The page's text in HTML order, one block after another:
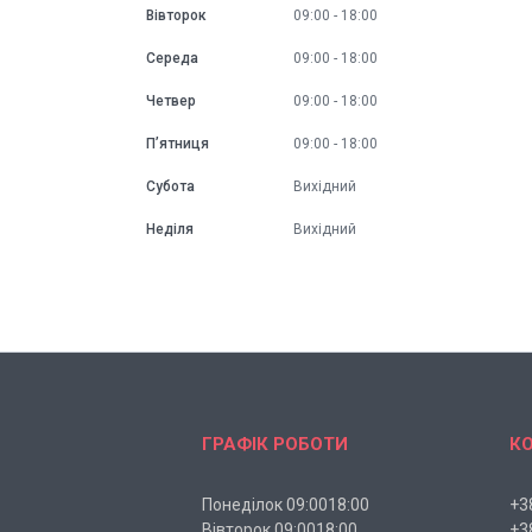
Вівторок 09:00 18:00
Середа 09:00 18:00
Четвер 09:00 18:00
Пʼятниця 09:00 18:00
Субота Вихідний
Неділя Вихідний
ГРАФІК РОБОТИ
Понеділок 09:0018:00